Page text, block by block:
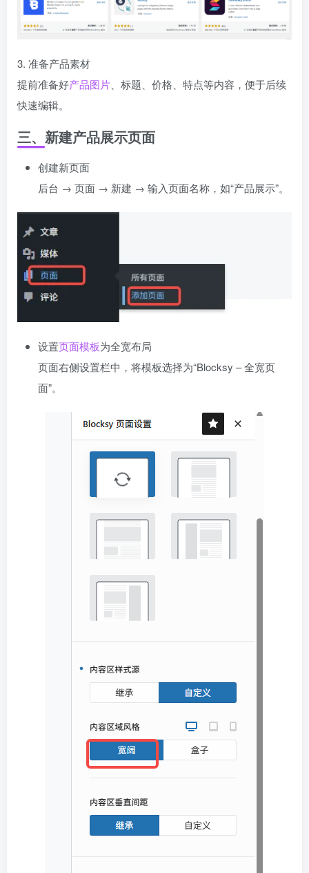
3. 准备产品素材
提前准备好产品图片 、标题、价格、特点等内容，便于后续
快速编辑。
三、新建产品展示页面
创建新页面
后台 → 页面 → 新建 → 输入页面名称，如“产品展示”。
设置页面模板为全宽布局
页面右侧设置栏中，将模板选择为“Blocksy – 全宽页
面”。